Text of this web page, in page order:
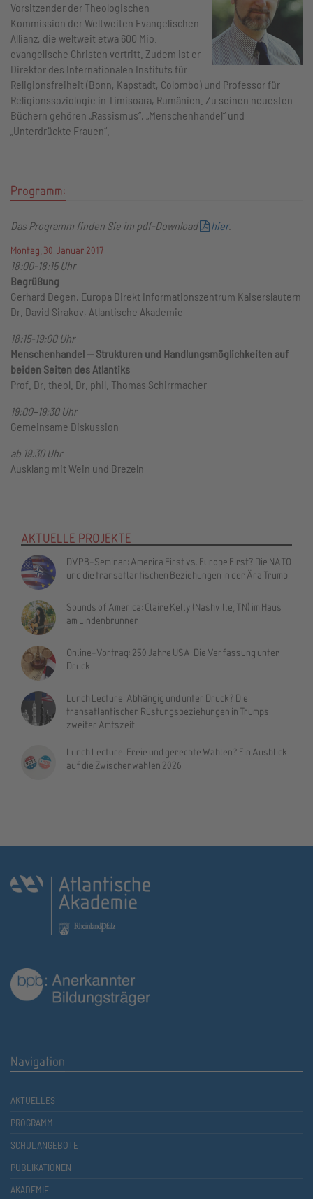
Vorsitzender der Theologischen
Kommission der Weltweiten Evangelischen
Allianz, die weltweit etwa 600 Mio.
evangelische Christen vertritt. Zudem ist er
Direktor des Internationalen Instituts für
Religionsfreiheit (Bonn, Kapstadt, Colombo) und Professor für
Religionssoziologie in Timisoara, Rumänien. Zu seinen neuesten
Büchern gehören „Rassismus“, „Menschenhandel“ und
„Unterdrückte Frauen“.
Programm:
Das Programm finden Sie im pdf-Download hier.
Montag, 30. Januar 2017
18:00-18:15 Uhr
Begrüßung
Gerhard Degen, Europa Direkt Informationszentrum Kaiserslautern
Dr. David Sirakov, Atlantische Akademie
18:15-19:00 Uhr
Menschenhandel — Strukturen und Handlungsmöglichkeiten auf
beiden Seiten des Atlantiks
Prof. Dr. theol. Dr. phil. Thomas Schirrmacher
19:00–19:30 Uhr
Gemeinsame Diskussion
ab 19:30 Uhr
Ausklang mit Wein und Brezeln
AKTUELLE PROJEKTE
DVPB-Seminar: America First vs. Europe First? Die NATO
und die transatlantischen Beziehungen in der Ära Trump
Sounds of America: Claire Kelly (Nashville, TN) im Haus
am Lindenbrunnen
Online-Vortrag: 250 Jahre USA: Die Verfassung unter
Druck
Lunch Lecture: Abhängig und unter Druck? Die
transatlantischen Rüstungsbeziehungen in Trumps
zweiter Amtszeit
Lunch Lecture: Freie und gerechte Wahlen? Ein Ausblick
auf die Zwischenwahlen 2026
Navigation
AKTUELLES
PROGRAMM
SCHULANGEBOTE
PUBLIKATIONEN
AKADEMIE